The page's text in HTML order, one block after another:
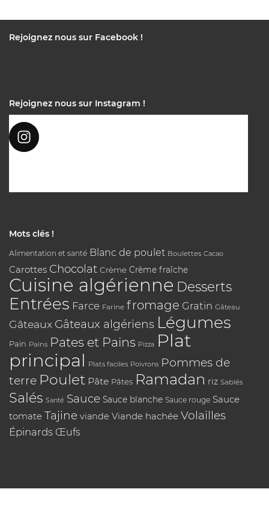
Rejoignez nous sur Facebook !
Rejoignez nous sur Instagram !
Mots clés !
Alimentation et santé Blanc de poulet Boulettes Cacao
Carottes Chocolat Crème Crème fraîche
Cuisine algérienne Desserts
Entrées Farce Farine fromage Gratin Gâteau
Gâteaux Gâteaux algériens Légumes
Pain Pains Pates et Pains Pizza Plat
principal Plats faciles Poivrons Pommes de
terre Poulet Pâte Pâtes Ramadan riz Sablés
Salés Santé Sauce Sauce blanche Sauce rouge Sauce
tomate Tajine viande Viande hachée Volailles
Épinards Œufs